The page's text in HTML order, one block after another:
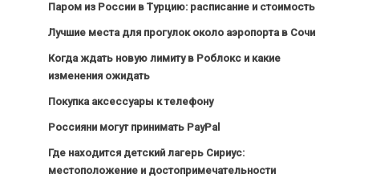
Паром из России в Турцию: расписание и стоимость
Лучшие места для прогулок около аэропорта в Сочи
Когда ждать новую лимиту в Роблокс и какие
изменения ожидать
Покупка аксессуары к телефону
Россияни могут принимать PayPal
Где находится детский лагерь Сириус:
местоположение и достопримечательности